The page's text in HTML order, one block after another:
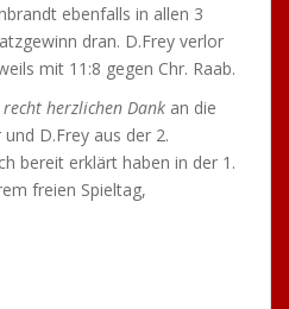
ebenfalls in allen 3
dran. D.Frey verlor
mit 11:8 gegen Chr. Raab.
recht herzlichen Dank an die
D.Frey aus der 2.
bereit erklärt haben in der 1.
freien Spieltag,